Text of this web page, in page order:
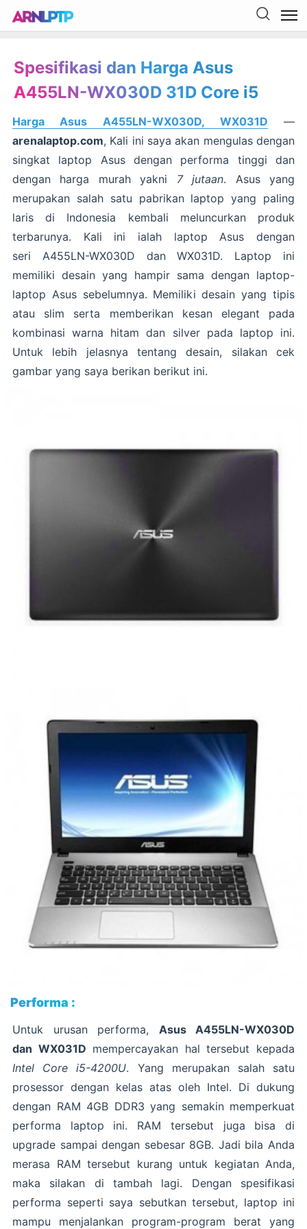
Spesifikasi dan Harga Asus
A455LN-WX030D 31D Core i5
Harga Asus A455LN-WX030D, WX031D —
arenalaptop.com, Kali ini saya akan mengulas dengan
singkat laptop Asus dengan performa tinggi dan
dengan harga murah yakni 7 jutaan. Asus yang
merupakan salah satu pabrikan laptop yang paling
laris di Indonesia kembali meluncurkan produk
terbarunya. Kali ini ialah laptop Asus dengan
seri A455LN-WX030D dan WX031D. Laptop ini
memiliki desain yang hampir sama dengan laptop-
laptop Asus sebelumnya. Memiliki desain yang tipis
atau slim serta memberikan kesan elegant pada
kombinasi warna hitam dan silver pada laptop ini.
Untuk lebih jelasnya tentang desain, silakan cek
gambar yang saya berikan berikut ini.
Performa :
Untuk urusan performa, Asus A455LN-WX030D
dan WX031D mempercayakan hal tersebut kepada
Intel Core i5-4200U. Yang merupakan salah satu
prosessor dengan kelas atas oleh Intel. Di dukung
dengan RAM 4GB DDR3 yang semakin memperkuat
performa laptop ini. RAM tersebut juga bisa di
upgrade sampai dengan sebesar 8GB. Jadi bila Anda
merasa RAM tersebut kurang untuk kegiatan Anda,
maka silakan di tambah lagi. Dengan spesifikasi
performa seperti saya sebutkan tersebut, laptop ini
mampu menjalankan program-program berat yang